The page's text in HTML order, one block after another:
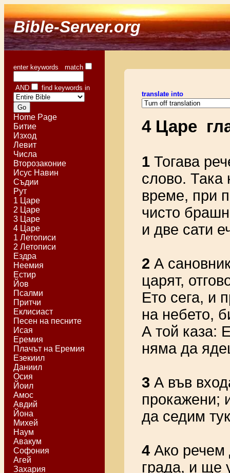
Bible-Server.org
enter keywords match
AND find keywords in
Home Page
Битие
Изход
Левит
Числа
Второзаконие
Исус Навин
Съдии
Рут
1 Царе
2 Царе
3 Царе
4 Царе
1 Летописи
2 Летописи
Ездра
Неемия
Естир
Йов
Псалми
Притчи
Еклисиаст
Песен на песните
Исая
Еремия
Плачът на Еремия
Езекиил
Даниил
Осия
Йоил
Амос
Авдий
Йона
Михей
Наум
Авакум
Софония
Агей
Захария
translate into
4 Царе
1 Тогава
слово. Така
време, при
чисто
и две сати
2 А
царят,
Ето сега, и
на небето,
А той каза:
няма да
3 А във
прокажени;
да седим
4 Ако речем
града, и ще